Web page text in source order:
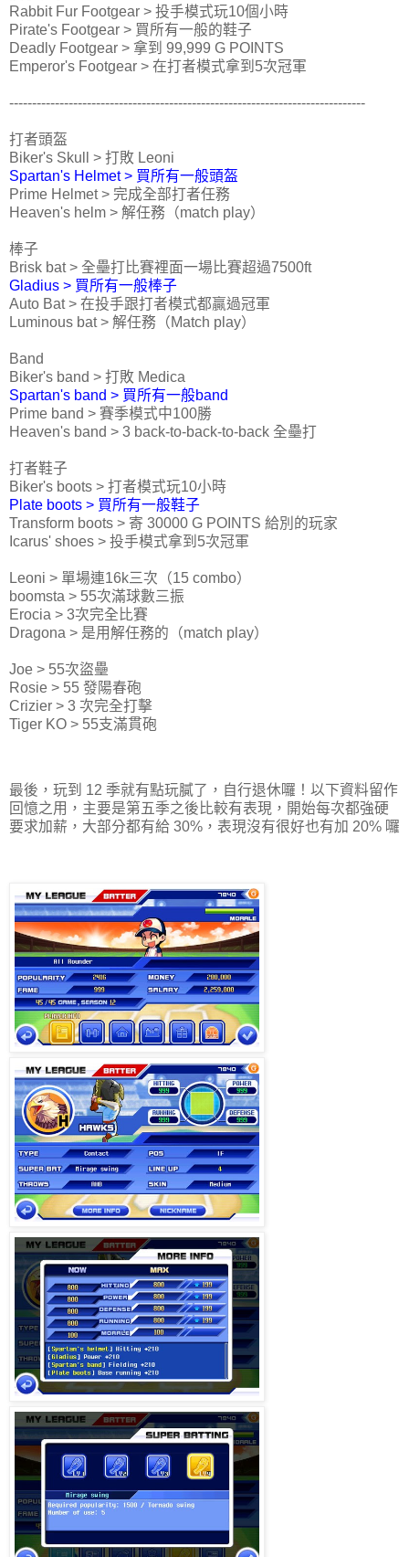
Rabbit Fur Footgear > 投手模式玩10個小時
Pirate's Footgear > 買所有一般的鞋子
Deadly Footgear > 拿到 99,999 G POINTS
Emperor's Footgear > 在打者模式拿到5次冠軍
------------------------------------------------------------------------------
打者頭盔
Biker's Skull > 打敗 Leoni
Spartan's Helmet > 買所有一般頭盔
Prime Helmet > 完成全部打者任務
Heaven's helm > 解任務（match play）
棒子
Brisk bat > 全壘打比賽裡面一場比賽超過7500ft
Gladius > 買所有一般棒子
Auto Bat > 在投手跟打者模式都贏過冠軍
Luminous bat > 解任務（Match play）
Band
Biker's band > 打敗 Medica
Spartan's band > 買所有一般band
Prime band > 賽季模式中100勝
Heaven's band > 3 back-to-back-to-back 全壘打
打者鞋子
Biker's boots > 打者模式玩10小時
Plate boots > 買所有一般鞋子
Transform boots > 寄 30000 G POINTS 給別的玩家
Icarus' shoes > 投手模式拿到5次冠軍
Leoni > 單場連16k三次（15 combo）
boomsta > 55次滿球數三振
Erocia > 3次完全比賽
Dragona > 是用解任務的（match play）
Joe > 55次盜壘
Rosie > 55 發陽春砲
Crizier > 3 次完全打擊
Tiger KO > 55支滿貫砲
最後，玩到 12 季就有點玩膩了，自行退休囉！以下資料留作
回憶之用，主要是第五季之後比較有表現，開始每次都強硬
要求加薪，大部分都有給 30%，表現沒有很好也有加 20% 囉